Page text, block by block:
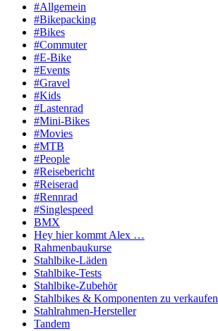
#Allgemein
#Bikepacking
#Bikes
#Commuter
#E-Bike
#Events
#Gravel
#Kids
#Lastenrad
#Mini-Bikes
#Movies
#MTB
#People
#Reisebericht
#Reiserad
#Rennrad
#Singlespeed
BMX
Hey hier kommt Alex …
Rahmenbaukurse
Stahlbike-Läden
Stahlbike-Tests
Stahlbike-Zubehör
Stahlbikes & Komponenten zu verkaufen
Stahlrahmen-Hersteller
Tandem